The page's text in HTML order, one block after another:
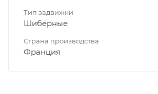
Тип задвижки
Шиберные
Страна производства
Франция